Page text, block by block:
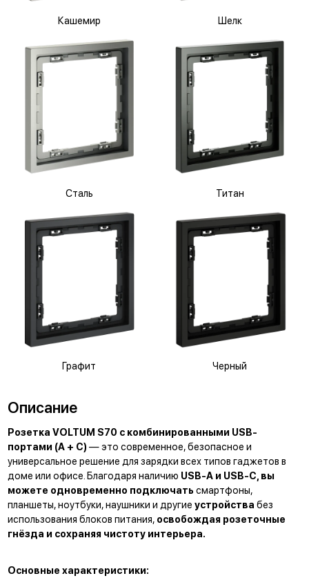
Кашемир Шелк
Сталь Титан
Графит Черный
Описание
Розетка VOLTUM S70 с комбинированными USB-
портами (A + C) — это современное, безопасное и
универсальное решение для зарядки всех типов гаджетов в
доме или офисе. Благодаря наличию USB-A и USB-C, вы
можете одновременно подключать смартфоны,
планшеты, ноутбуки, наушники и другие устройства без
использования блоков питания, освобождая розеточные
гнёзда и сохраняя чистоту интерьера.
Основные характеристики: